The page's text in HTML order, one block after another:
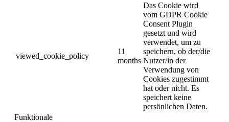
viewed_cookie_policy
11
months
Das Cookie wird
vom GDPR Cookie
Consent Plugin
gesetzt und wird
verwendet, um zu
speichern, ob der/die
Nutzer/in der
Verwendung von
Cookies zugestimmt
hat oder nicht. Es
speichert keine
persönlichen Daten.
Funktionale